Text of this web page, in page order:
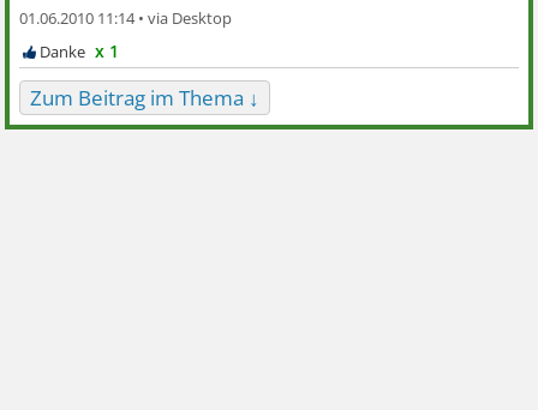
01.06.2010 11:14 •
x 1
Zum Beitrag im Thema ↓